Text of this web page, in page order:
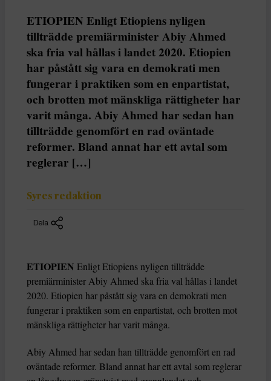
ETIOPIEN Enligt Etiopiens nyligen
tillträdde premiärminister Abiy Ahmed
ska fria val hållas i landet 2020. Etiopien
har påstått sig vara en demokrati men
fungerar i praktiken som en enpartistat,
och brotten mot mänskliga rättigheter har
varit många. Abiy Ahmed har sedan han
tillträdde genomfört en rad oväntade
reformer. Bland annat har ett avtal som
reglerar […]
Syres redaktion
Dela
ETIOPIEN Enligt Etiopiens nyligen tillträdde
premiärminister Abiy Ahmed ska fria val hållas i landet
2020. Etiopien har påstått sig vara en demokrati men
fungerar i praktiken som en enpartistat, och brotten mot
mänskliga rättigheter har varit många.
Abiy Ahmed har sedan han tillträdde genomfört en rad
oväntade reformer. Bland annat har ett avtal som reglerar